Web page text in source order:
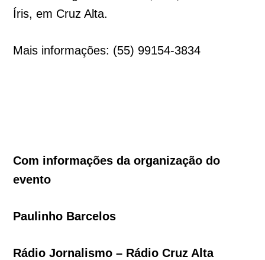
Íris, em Cruz Alta.
Mais informações: (55) 99154-3834
Com informações da organização do
evento
Paulinho Barcelos
Rádio Jornalismo – Rádio Cruz Alta